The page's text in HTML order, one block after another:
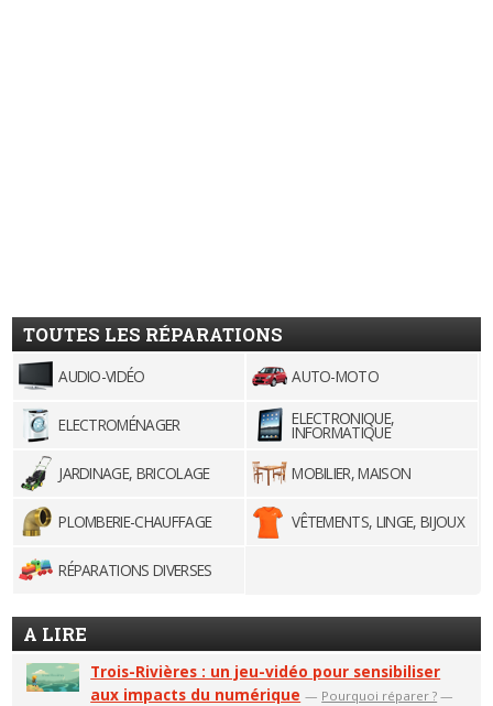
TOUTES LES RÉPARATIONS
AUDIO-VIDÉO AUTO-MOTO
ELECTROMÉNAGER ELECTRONIQUE,
INFORMATIQUE
JARDINAGE, BRICOLAGE
MOBILIER, MAISON
PLOMBERIE-CHAUFFAGE VÊTEMENTS, LINGE, BIJOUX
RÉPARATIONS DIVERSES
A LIRE
Trois-Rivières : un jeu-vidéo pour sensibiliser
aux impacts du numérique — Pourquoi réparer ? —